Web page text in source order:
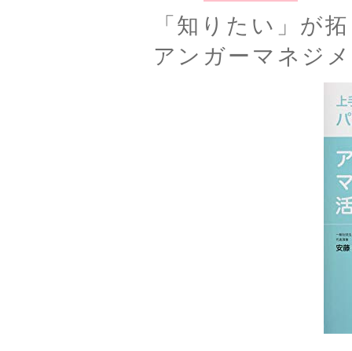
「知りたい」が
アンガーマネジ